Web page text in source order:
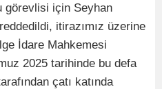
görevlisi için Seyhan
itirazımız üzerine
İdare Mahkemesi
2025 tarihinde bu defa
çatı katında